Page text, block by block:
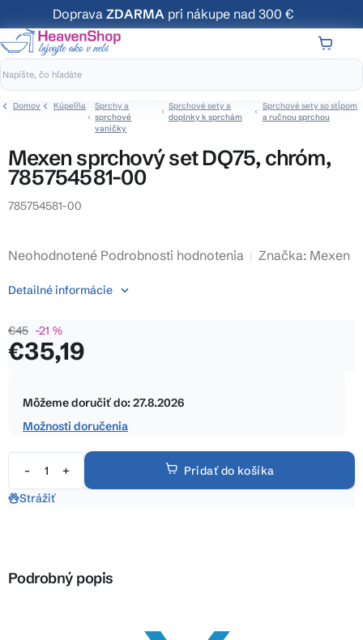
na
obsah
Doprava ZDARMA pri nákupe nad 300 €
Domov Kúpeľňa
Sprchy a
sprchové
vaničky
Sprchové sety a
doplnky k sprchám
Sprchové sety so stĺpom
a ručnou sprchou
Mexen sprchový set DQ75, chróm,
785754581-00
785754581-00
Priemerné
produktu
0,0
z
Neohodnotené Podrobnosti hodnotenia Značka: Mexen
€45 –21 %
€35,19
cena:
Môžeme doručiť do:27.8.2026
Možnosti doručenia
Pridať do košíka
Detailné informácie
Strážiť
Podrobný popis